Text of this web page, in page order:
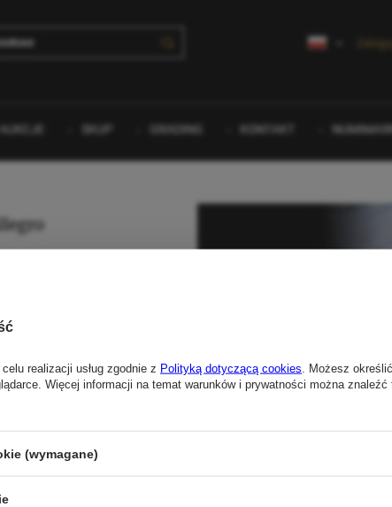
realizacji usług zgodnie z Polityką dotyczącą cookies . Możesz
Więcej informacji na temat warunków i prywatności można
(wymagane)